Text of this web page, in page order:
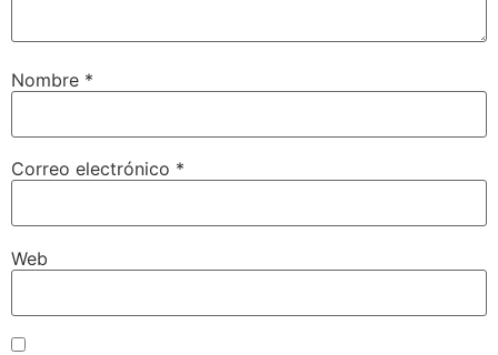
Nombre *
Correo electrónico *
Web